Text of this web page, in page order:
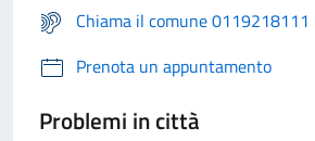
Chiama il comune 0119218111
Prenota un appuntamento
Problemi in città